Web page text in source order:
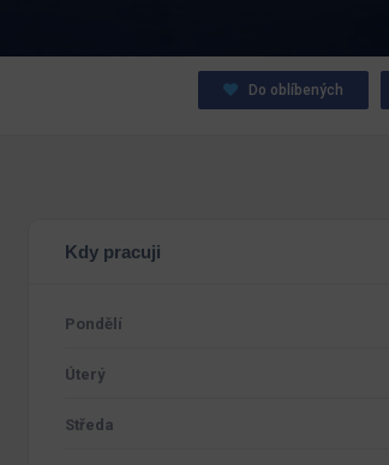
Do oblíbených
Kdy pracuji
Pondělí
Úterý
Středa